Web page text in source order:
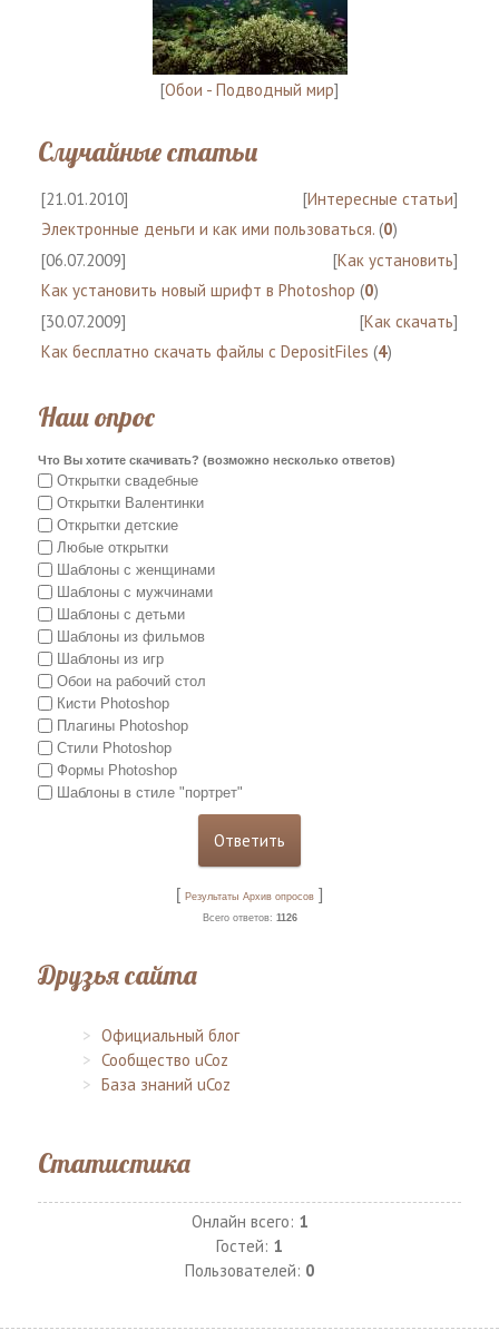
[Обои - Подводный мир]
Случайные статьи
[21.01.2010] [Интересные статьи]
Электронные деньги и как ими пользоваться. (0)
[06.07.2009]
[Как установить]
Как установить новый шрифт в Photoshop (0)
[30.07.2009]
[Как скачать]
Как бесплатно скачать файлы с DepositFiles (4)
Наш опрос
Что Вы хотите скачивать? (возможно несколько ответов)
Открытки свадебные
Открытки Валентинки
Открытки детские
Любые открытки
Шаблоны с женщинами
Шаблоны с мужчинами
Шаблоны с детьми
Шаблоны из фильмов
Шаблоны из игр
Обои на рабочий стол
Кисти Photoshop
Плагины Photoshop
Стили Photoshop
Формы Photoshop
Шаблоны в стиле "портрет"
[ Результаты Архив опросов ]
Всего ответов: 1126
Друзья сайта
Официальный блог
Сообщество uCoz
База знаний uCoz
Статистика
Онлайн всего: 1
Гостей: 1
Пользователей: 0